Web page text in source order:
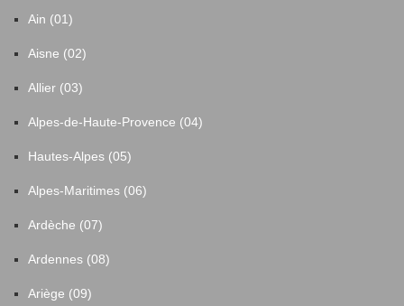
Ain (01)
Aisne (02)
Allier (03)
Alpes-de-Haute-Provence (04)
Hautes-Alpes (05)
Alpes-Maritimes (06)
Ardèche (07)
Ardennes (08)
Ariège (09)